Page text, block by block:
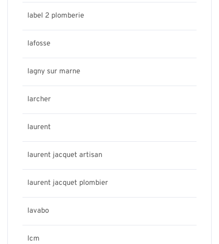
label 2 plomberie
lafosse
lagny sur marne
larcher
laurent
laurent jacquet artisan
laurent jacquet plombier
lavabo
lcm